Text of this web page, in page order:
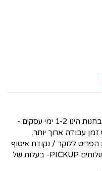
1. זמן עיבוד ההזמנה לכלל הפריטים בחנות הינו 1-2 ימי עסקים -
עבודה ארוך יותר.
ללוקר / נקודת איסוף
לבחירת הלקוח באמצעות חברת המשלוחים PICKUP- בעלות של